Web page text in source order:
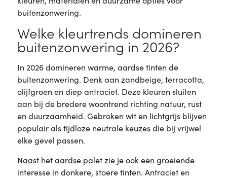
buitenzonwering.
Welke kleurtrends domineren
buitenzonwering in 2026?
In 2026 domineren warme, aardse tinten de
buitenzonwering. Denk aan zandbeige, terracotta,
olijfgroen en diep antraciet. Deze kleuren sluiten
aan bij de bredere woontrend richting natuur, rust
en duurzaamheid. Gebroken wit en lichtgrijs blijven
populair als tijdloze neutrale keuzes die bij vrijwel
elke gevel passen.
Naast het aardse palet zie je ook een groeiende
interesse in donkere, stoere tinten. Antraciet en